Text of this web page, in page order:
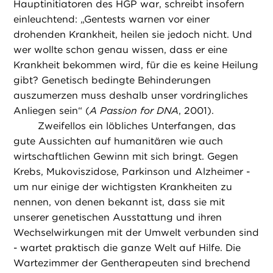
Hauptinitiatoren des HGP war, schreibt insofern
einleuchtend: „Gentests warnen vor einer
drohenden Krankheit, heilen sie jedoch nicht. Und
wer wollte schon genau wissen, dass er eine
Krankheit bekommen wird, für die es keine Heilung
gibt? Genetisch bedingte Behinderungen
auszumerzen muss deshalb unser vordringliches
Anliegen sein“ (A Passion for DNA, 2001).
Zweifellos ein löbliches Unterfangen, das
gute Aussichten auf humanitären wie auch
wirtschaftlichen Gewinn mit sich bringt. Gegen
Krebs, Mukoviszidose, Parkinson und Alzheimer -
um nur einige der wichtigsten Krankheiten zu
nennen, von denen bekannt ist, dass sie mit
unserer genetischen Ausstattung und ihren
Wechselwirkungen mit der Umwelt verbunden sind
- wartet praktisch die ganze Welt auf Hilfe. Die
Wartezimmer der Gentherapeuten sind brechend